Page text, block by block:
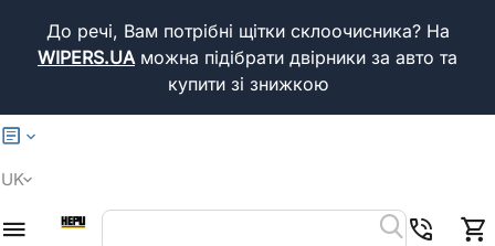
До речі, Вам потрібні щітки склоочисника? На
WIPERS.UAможна підібрати двірники за авто та
купити зі знижкою
UK